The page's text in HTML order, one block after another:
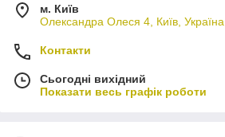
м. Київ
Олександра Олеся 4, Київ, Україна
Контакти
Сьогодні вихідний
Показати весь графік роботи